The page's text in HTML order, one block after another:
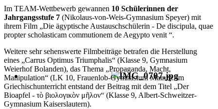
Im TEAM-Wettbewerb gewannen 10 Schülerinnen der
Jahrgangsstufe 7 (Nikolaus-von-Weis-Gymnasium Speyer) mit
ihrem Film „Die ägyptische Austauschschülerin - De discipula, quae
propter scholasticam commutionem de Aegypto venit “.
Weitere sehr sehenswerte Filmbeiträge betrafen die Herstellung
eines „Carrus Optimus Triumphalis“ (Klasse 9, Gymnasium
Weierhof Bolanden), das Thema „Propaganda, Macht,
Manipulation“ (LK 10, Frauenlob-Gymnasium Mainz). Im
Griechischunterricht entstand der Beitrag mit dem Titel „Der
Bioapfel - τὸ βιολογικὸν μῆλον“ (Klasse 9, Albert-Schweitzer-
Gymnasium Kaiserslautern).